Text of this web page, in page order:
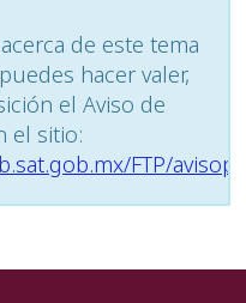
de este tema
hacer valer,
el Aviso de
el sitio:
FTP/